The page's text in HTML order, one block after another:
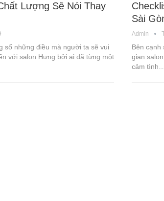
Lượng Sẽ Nói Thay
số những điều mà người ta sẽ vui
với salon Hưng bởi ai đã từng một
Sài
Admin
Bên cạnh
gian
cảm tình…